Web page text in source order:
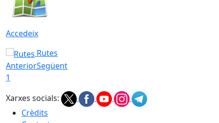
Accedeix
Rutes
AnteriorSegüent
1
Xarxes socials:
Crèdits